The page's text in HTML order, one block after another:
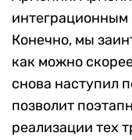
интеграционным
Конечно, мы
как можно
снова наступил
позволит
реализации тех